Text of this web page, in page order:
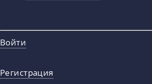
Войти
Регистрация